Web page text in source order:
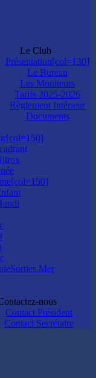
Le Club
Présentation[col=130]
Le Bureau
Les Moniteurs
Tarifs 2025-2026
Règlement Intérieur
Documents
Sorties Mer
nous
Contact Président
Contact Secrétaire